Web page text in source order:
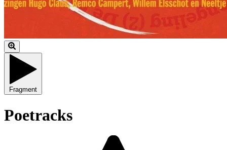
Fragment
Poetracks